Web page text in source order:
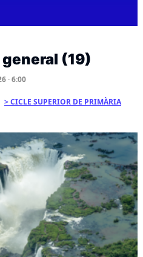
(19)
· 6:00
CICLE SUPERIOR DE PRIMÀRIA